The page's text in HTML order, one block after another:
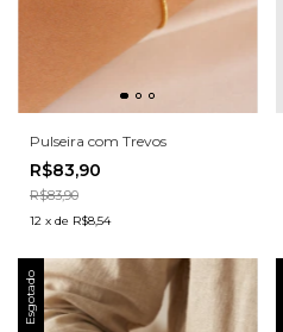
Pulseira com Trevos
R$83,90
R$83,90
12 x de R$8,54
Esgotado